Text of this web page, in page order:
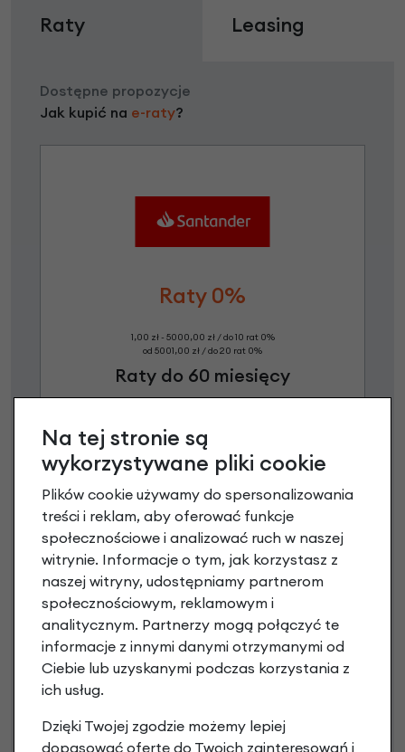
Raty Leasing
Dostępne propozycje
Jak kupić na e-raty?
Raty 0%
1,00 zł - 5000,00 zł / do 10 rat 0%
od 5001,00 zł / do 20 rat 0%
Raty do 60 miesięcy
Poznaj szczegóły
Raty 0%
Na tej stronie są
wykorzystywane pliki cookie
Plików cookie używamy do spersonalizowania
treści i reklam, aby oferować funkcje
społecznościowe i analizować ruch w naszej
witrynie. Informacje o tym, jak korzystasz z
naszej witryny, udostępniamy partnerom
społecznościowym, reklamowym i
analitycznym. Partnerzy mogą połączyć te
informacje z innymi danymi otrzymanymi od
Ciebie lub uzyskanymi podczas korzystania z
ich usług.
Dzięki Twojej zgodzie możemy lepiej
dopasować ofertę do Twoich zainteresowań i